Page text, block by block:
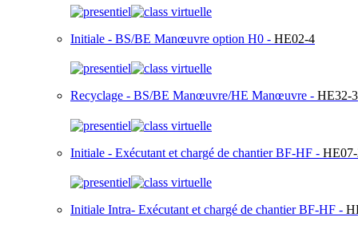
Initiale - BS/BE Manœuvre option H0 - HE02-4
Recyclage - BS/BE Manœuvre/HE Manœuvre - HE32-3
Initiale - Exécutant et chargé de chantier BF-HF -
Initiale Intra- Exécutant et chargé de chantier BF-HF -